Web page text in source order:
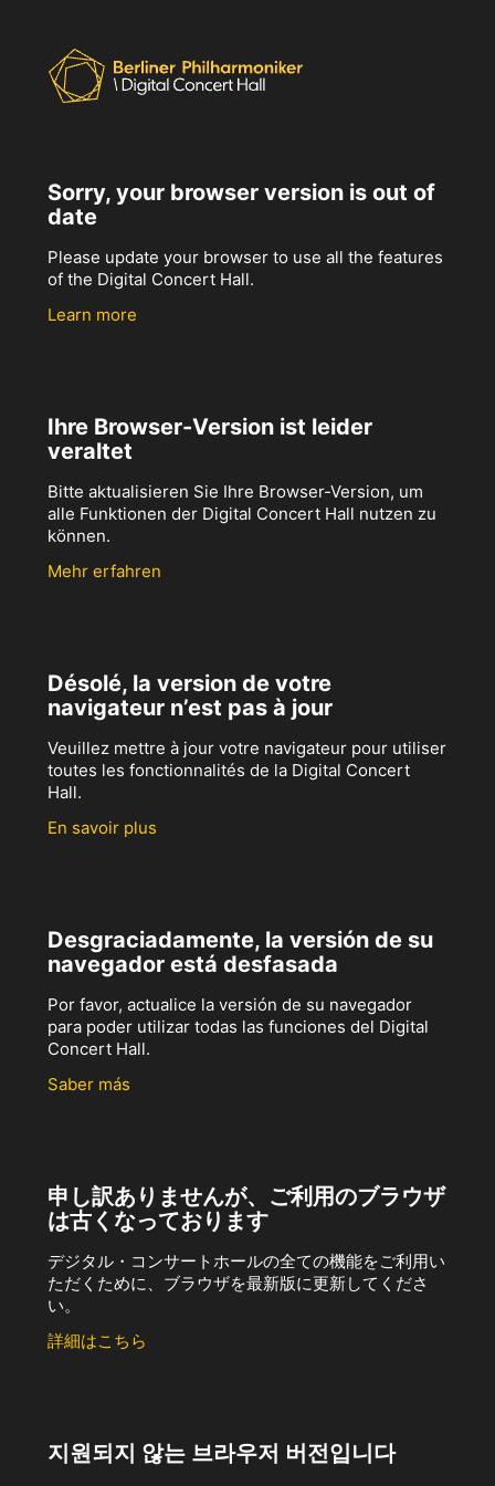
Sorry, your browser version is out of
date
Please update your browser to use all the features
of the Digital Concert Hall.
Learn more
Ihre Browser-Version ist leider
veraltet
Bitte aktualisieren Sie Ihre Browser-Version, um
alle Funktionen der Digital Concert Hall nutzen zu
können.
Mehr erfahren
Désolé, la version de votre
navigateur n’est pas à jour
Veuillez mettre à jour votre navigateur pour utiliser
toutes les fonctionnalités de la Digital Concert
Hall.
En savoir plus
Desgraciadamente, la versión de su
navegador está desfasada
Por favor, actualice la versión de su navegador
para poder utilizar todas las funciones del Digital
Concert Hall.
Saber más
申し訳ありませんが、ご利用のブラウザ
は古くなっております
デジタル・コンサートホールの全ての機能をご利用い
ただくために、ブラウザを最新版に更新してくださ
い。
詳細はこちら
지원되지 않는 브라우저 버전입니다